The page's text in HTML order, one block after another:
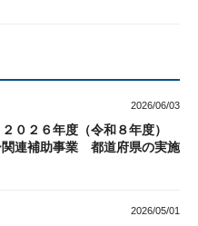
2026/06/03
２０２６年度（令和８年度）
関連補助事業 都道府県の実施
2026/05/01